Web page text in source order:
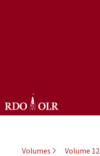
Volumes Volume 12